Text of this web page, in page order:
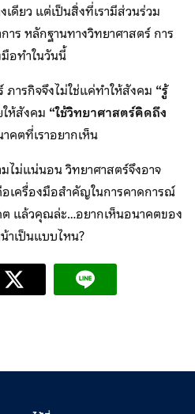
เดียว แต่เป็นสิ่งที่เรามีส่วนร่วม
ร หลักฐานทางวิทยาศาสตร์ การ
อทำในวันนี้
ารกิจจึงไม่ใช่แค่ทำให้สังคม “รู้
ห้สังคม “ใช้วิทยาศาสตร์คิดถึง
คตที่เราอยากเห็น
ไม่แน่นอน วิทยาศาสตร์จึงอาจ
เครื่องมือสำคัญในการคาดการณ์
แล้วคุณล่ะ…อยากเห็นอนาคตของ
าเป็นแบบไหน?